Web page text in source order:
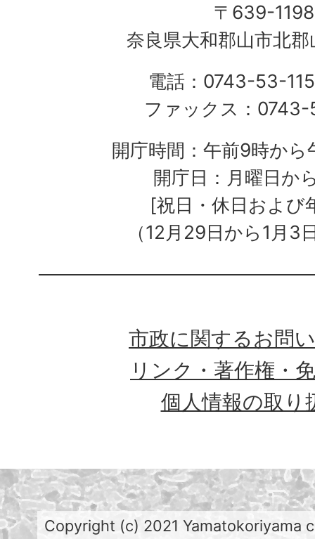
〒639-1198
奈良県大和郡山市北
電話：0743-53-
ファックス：
開庁時間：午前9時か
開庁日：月曜日か
[祝日・休日および
（12月29日から1月3
市政に関するお問
リンク・著作権・
個人情報の取り
Copyright (c) 2021 Yamatokoriyama